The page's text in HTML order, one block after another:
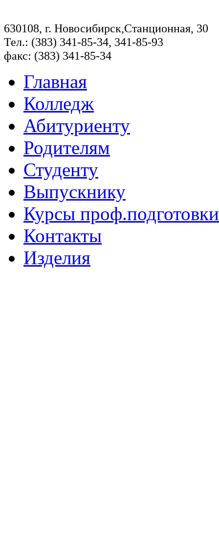
630108, г. Новосибирск,Станционная, 30
Тел.: (383) 341-85-34, 341-85-93
факс: (383) 341-85-34
Главная
Колледж
Абитуриенту
Родителям
Студенту
Выпускнику
Курсы проф.подготовки
Контакты
Изделия